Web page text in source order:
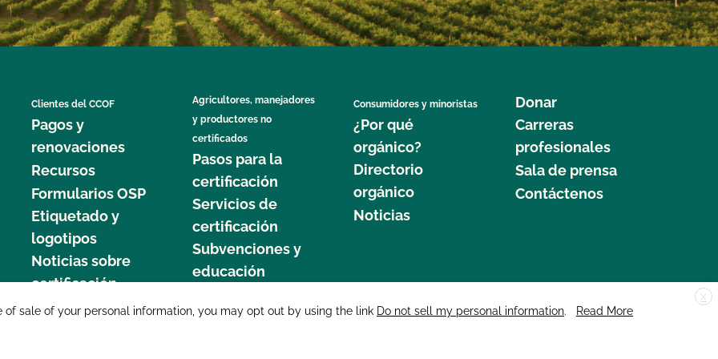
Clientes del CCOF
Pagos y
renovaciones
Recursos
Formularios OSP
Etiquetado y
logotipos
Noticias sobre
certificación
Agricultores, manejadores
y productores no
certificados
Pasos para la
certificación
Servicios de
certificación
Subvenciones y
educación
Consumidores y minoristas
¿Por qué
orgánico?
Directorio
orgánico
Noticias
Donar
Carreras
profesionales
Sala de prensa
Contáctenos
877 Cedar Street, Suite 248, Santa Cruz, CA 95060 © 2025 CCOF.org
X
sale of your personal information, you may opt out by using the link Do not sell my personal information.
Read More